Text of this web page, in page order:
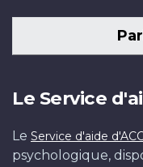
Le Service
Le Service d'aide
psychologique,